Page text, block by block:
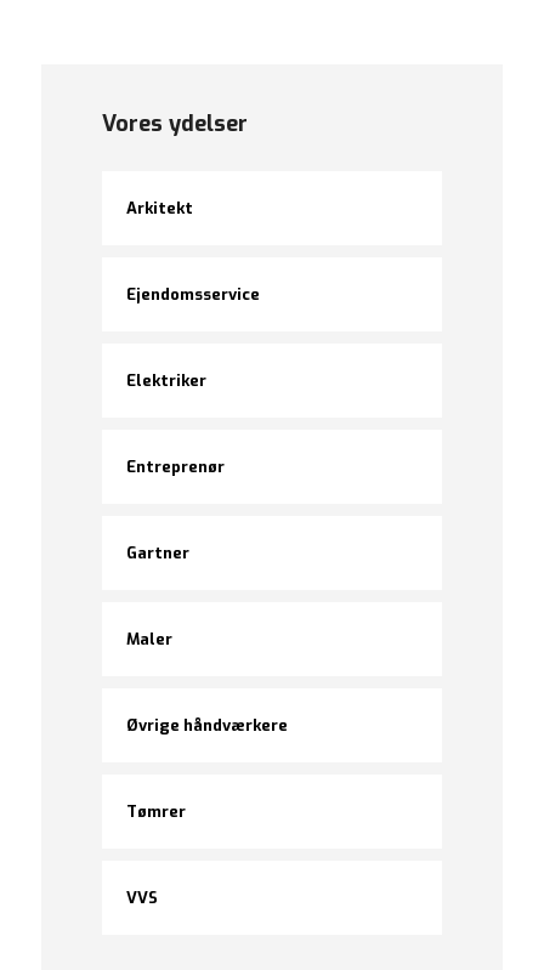
Vores ydelser
Arkitekt
Ejendomsservice
Elektriker
Entreprenør
Gartner
Maler
Øvrige håndværkere
Tømrer
VVS